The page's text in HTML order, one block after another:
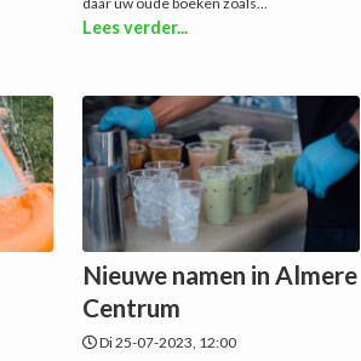
Lees verder...
Nieuwe namen in Almere
Centrum
Di 25-07-2023, 12:00